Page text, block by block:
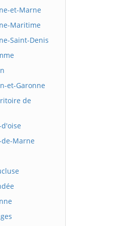
et-Marne
Maritime
Saint-Denis
et-Garonne
de
Marne